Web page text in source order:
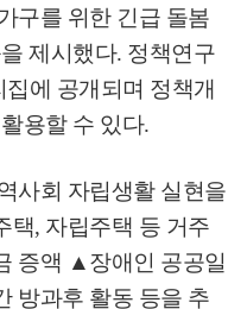
구를 위한 긴급 돌봄
제시했다. 정책연구
에 공개되며 정책개
용할 수 있다.
사회 자립생활 실현을
택, 자립주택 등 거주
증액 ▲장애인 공공일
방과후 활동 등을 추